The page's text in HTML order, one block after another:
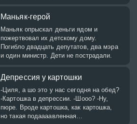
Маньяк-герой
Маньяк опрыскал деньги ядом и
пожертвовал их детскому дому.
Погибло двадцать депутатов, два мэра
и один министр. Дети не пострадали.
Депрессия у картошки
-Циля, а шо это у нас сегодня на обед?
-Картошка в депрессии. -Шооо? -Ну,
пюре. Вроде картошка, как картошка,
но такая подаааавленная…